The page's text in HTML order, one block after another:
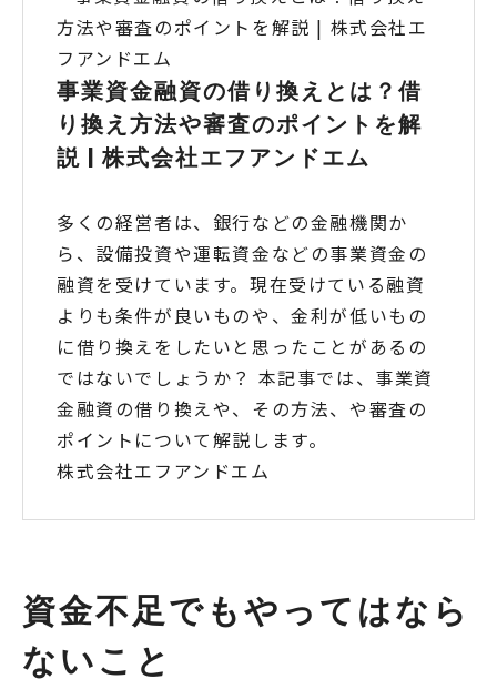
事業資金融資の借り換えとは？借
り換え方法や審査のポイントを解
説 | 株式会社エフアンドエム
多くの経営者は、銀行などの金融機関か
ら、設備投資や運転資金などの事業資金の
融資を受けています。現在受けている融資
よりも条件が良いものや、金利が低いもの
に借り換えをしたいと思ったことがあるの
ではないでしょうか？ 本記事では、事業資
金融資の借り換えや、その方法、や審査の
ポイントについて解説します。
株式会社エフアンドエム
資金不足でもやってはなら
ないこと